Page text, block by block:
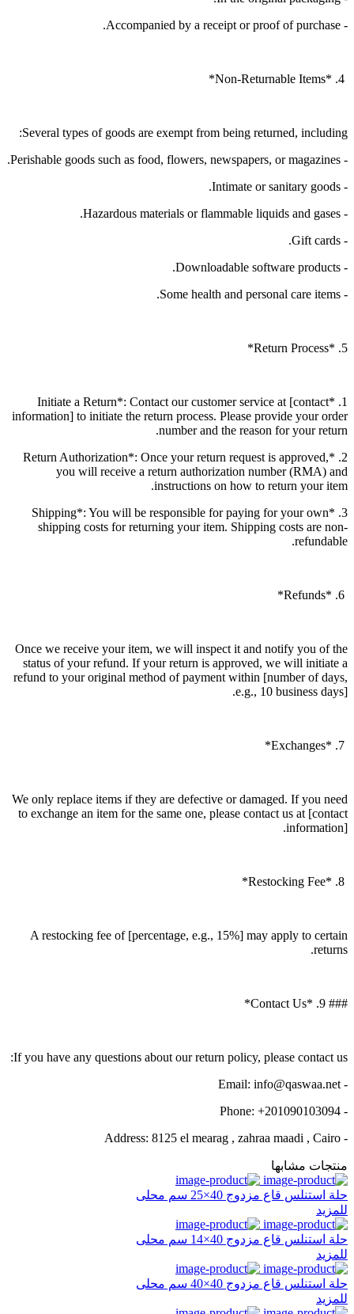
- Accompanied by a receipt or proof of purchase.
Several types of goods are exempt from being returned, including:
- Perishable goods such as food, flowers, newspapers, or magazines.
- Intimate or sanitary goods.
- Hazardous materials or flammable liquids and gases.
- Gift cards.
- Downloadable software products.
- Some health and personal care items.
5. *Return Process*
1. *Initiate a Return*: Contact our customer service at [contact
information] to initiate the return process. Please provide your order
number and the reason for your return.
2. *Return Authorization*: Once your return request is approved,
you will receive a return authorization number (RMA) and
instructions on how to return your item.
3. *Shipping*: You will be responsible for paying for your own
shipping costs for returning your item. Shipping costs are non-
refundable.
Once we receive your item, we will inspect it and notify you of the
status of your refund. If your return is approved, we will initiate a
refund to your original method of payment within [number of days,
e.g., 10 business days].
We only replace items if they are defective or damaged. If you need
to exchange an item for the same one, please contact us at [contact
information].
A restocking fee of [percentage, e.g., 15%] may apply to certain
returns.
### 9. *Contact Us*
If you have any questions about our return policy, please contact us:
- Email: info@qaswaa.net
- Phone: +201090103094
- Address: 8125 el mearag , zahraa maadi , Cairo
منتجات مشابها
حلة استنلس قاع مزدوج 40×25 سم محلى
للمزيد
حلة استنلس قاع مزدوج 40×14 سم محلى
للمزيد
حلة استنلس قاع مزدوج 40×40 سم محلى
للمزيد